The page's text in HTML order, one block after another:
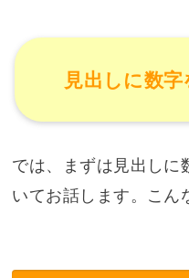
見出しに数
では、まずは見出しに
いてお話します。こん